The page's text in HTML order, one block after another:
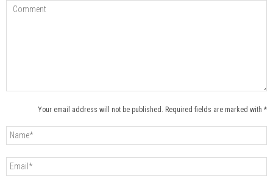
Your email address will not be published. Required fields are marked with *